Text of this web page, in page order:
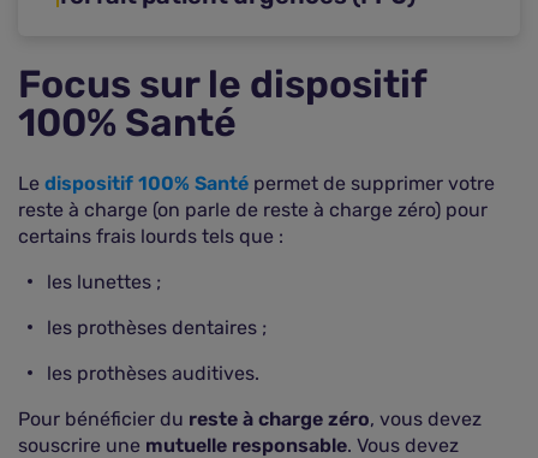
Focus sur le dispositif
100% Santé
Le dispositif 100% Santé permet de supprimer votre
reste à charge (on parle de reste à charge zéro) pour
certains frais lourds tels que :
les lunettes ;
les prothèses dentaires ;
les prothèses auditives.
Pour bénéficier du reste à charge zéro, vous devez
souscrire une mutuelle responsable. Vous devez